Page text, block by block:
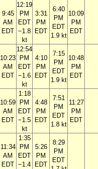
9:45
AM
EDT
12:19
PM
EDT
−1.8
kt
3:31
PM
EDT
6:40
PM
EDT
1.9 kt
10:09
PM
EDT
10:23
AM
EDT
12:54
PM
EDT
−1.6
kt
4:10
PM
EDT
7:15
PM
EDT
1.9 kt
10:48
PM
EDT
10:59
AM
EDT
1:18
PM
EDT
−1.5
kt
4:48
PM
EDT
7:51
PM
EDT
1.8 kt
11:27
PM
EDT
11:34
AM
EDT
1:35
PM
EDT
−1.4
5:26
PM
EDT
8:29
PM
EDT